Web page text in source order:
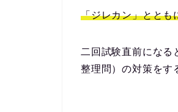
「ジレカン」ととも
二回試験直前になる
整理問）の対策をす